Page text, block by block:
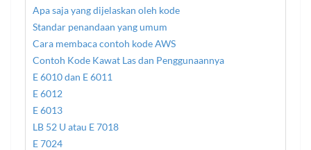
Apa saja yang dijelaskan oleh kode
Standar penandaan yang umum
Cara membaca contoh kode AWS
Contoh Kode Kawat Las dan Penggunaannya
E 6010 dan E 6011
E 6012
E 6013
LB 52 U atau E 7018
E 7024